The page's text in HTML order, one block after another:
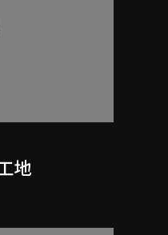
地